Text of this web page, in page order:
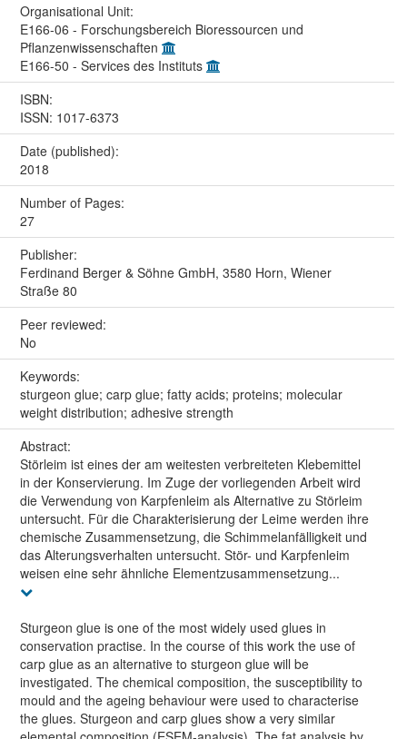
Organisational Unit:
E166-06 - Forschungsbereich Bioressourcen und
Pflanzenwissenschaften
E166-50 - Services des Instituts
ISBN:
ISSN: 1017-6373
Date (published):
2018
Number of Pages:
27
Publisher:
Ferdinand Berger & Söhne GmbH, 3580 Horn, Wiener
Straße 80
Peer reviewed:
No
Keywords:
sturgeon glue; carp glue; fatty acids; proteins; molecular
weight distribution; adhesive strength
Abstract:
Störleim ist eines der am weitesten verbreiteten Klebemittel
in der Konservierung. Im Zuge der vorliegenden Arbeit wird
die Verwendung von Karpfenleim als Alternative zu Störleim
untersucht. Für die Charakterisierung der Leime werden ihre
chemische Zusammensetzung, die Schimmelanfälligkeit und
das Alterungsverhalten untersucht. Stör- und Karpfenleim
weisen eine sehr ähnliche Elementzusammensetzung...
Sturgeon glue is one of the most widely used glues in
conservation practise. In the course of this work the use of
carp glue as an alternative to sturgeon glue will be
investigated. The chemical composition, the susceptibility to
mould and the ageing behaviour were used to characterise
the glues. Sturgeon and carp glues show a very similar